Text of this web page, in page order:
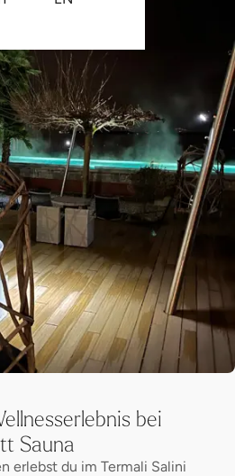
bei
Sauna
erlebst du im Termali Salini